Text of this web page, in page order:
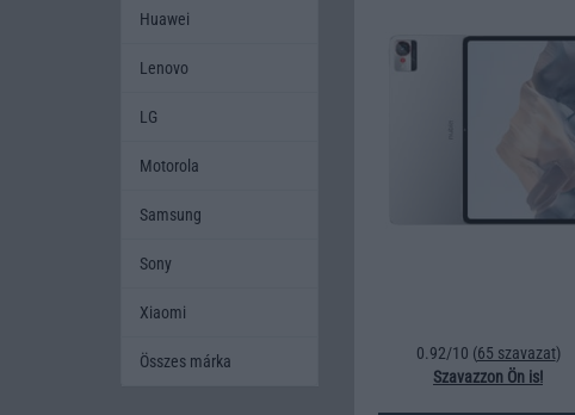
0.92/10 (65 szavazat)
Szavazzon Ön is!
Huawei
Lenovo
LG
Motorola
Samsung
Sony
Xiaomi
Összes márka